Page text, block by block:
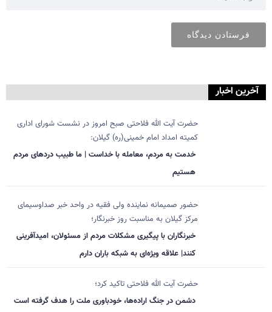
آخرین اخبار
حضرت آیت الله فلاحتی صبح امروز در نشست شورای اداری
کمیته امداد امام خمینی(ره) گیلان:
خدمت به مردم، معامله با خداست | ما طبیب دردهای مردم
هستیم
حضور صمیمانه نماینده ولی فقیه در واحد خبر صداوسیمای
مرکز گیلان به مناسبت روز خبرنگار؛
خبرنگاران با پیگیری مشکلات مردم از مسئولان، امیدآفرینی
کنند| علاقه ویژه‌ای به شبکه باران دارم
حضرت آیت الله فلاحتی تاکید کرد؛
دشمن در جنگ اراده‌ها، خودباوری ملت را هدف گرفته است